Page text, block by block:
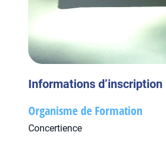
Informations d’inscription
Organisme de Formation
Concertience